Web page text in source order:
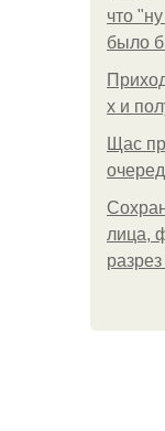
что
было
х и
Щас
лица,
разрез